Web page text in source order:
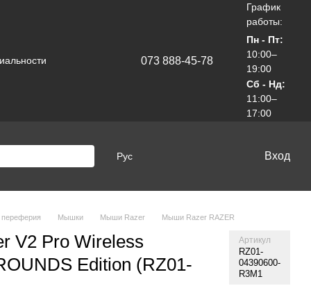
073 888-45-78
График
работы:
Пн - Пт:
10:00–
19:00
Сб - Нд:
11:00–
17:00
Рус Вход
Мышки Мыши Razer Мыши Razer RAZER
V2 Pro Wireless
Edition (RZ01-
Артикул
RZ01-
04390600-
R3M1